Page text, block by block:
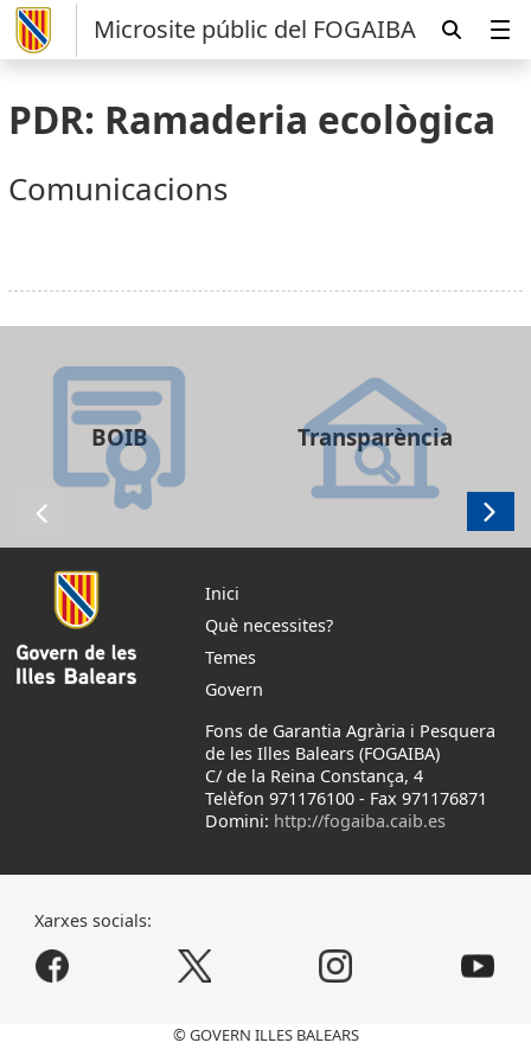
Microsite públic del FOGAIBA
PDR: Ramaderia ecològica
Comunicacions
BOIB Transparència
Inici
Què necessites?
Temes
Govern
Fons de Garantia Agrària i Pesquera
de les Illes Balears (FOGAIBA)
C/ de la Reina Constança, 4
Telèfon 971176100 - Fax 971176871
Domini: http://fogaiba.caib.es
Xarxes socials:
© GOVERN ILLES BALEARS